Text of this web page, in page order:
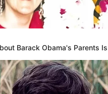
Barack Obama's Parents